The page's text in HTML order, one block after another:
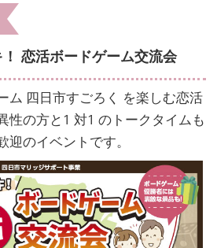
恋活ボードゲーム交流会
ム 四日市すごろく を楽しむ恋活
性の方と1 対1 のトークタイムも
のイベントです。